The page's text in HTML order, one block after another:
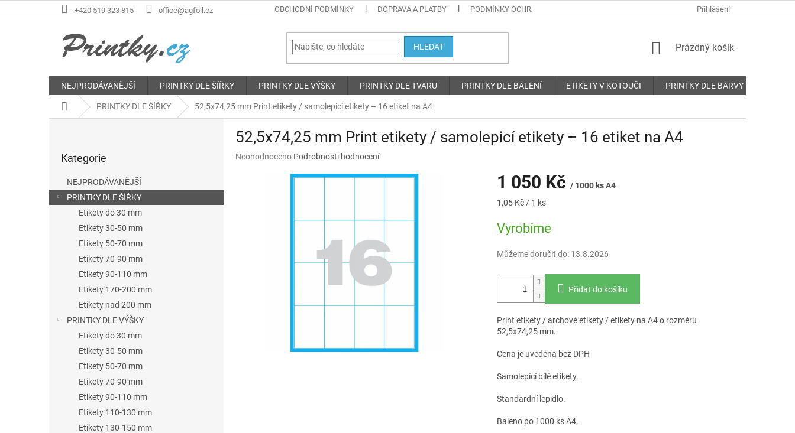
na
+420 519 323 815 office@agfoil.cz OBCHODNÍ PODMÍNKY DOPRAVA A PLATBY PODMÍNKY OCHRANY OSOBNÍCH ÚDAJŮ REKLAMAČNÍ ŘÁD KONTAKTY
Přihlášení
HLEDAT
NÁKUPNÍ
Prázdný košík
NEJPRODÁVANĚJŠÍ PRINTKY DLE ŠÍŘKY PRINTKY DLE VÝŠKY PRINTKY DLE TVARU PRINTKY DLE BALENÍ ETIKETY V KOTOUČI PRINTKY DLE BARVY
Domů PRINTKY DLE ŠÍŘKY 52,5x74,25 mm Print etikety / samolepicí etikety – 16 etiket na A4
a
n
kategorie
Kategorie
NEJPRODÁVANĚJŠÍ
PRINTKY DLE ŠÍŘKY
Etikety do 30 mm
Etikety 30-50 mm
Etikety 50-70 mm
Etikety 70-90 mm
Etikety 90-110 mm
Etikety 170-200 mm
Etikety nad 200 mm
PRINTKY DLE VÝŠKY
Etikety do 30 mm
Etikety 30-50 mm
Etikety 50-70 mm
Etikety 70-90 mm
Etikety 90-110 mm
Etikety 110-130 mm
Etikety 130-150 mm
52,5x74,25 mm Print etikety / samolepicí etikety – 16 etiket na A4
Průměrné
Neohodnoceno Podrobnosti hodnocení
1 050 Kč / 1000 ks A4
Měrná
1,05 Kč / 1 ks
Vyrobíme
Můžeme doručit do: 13.8.2026
Přidat do košíku
Print etikety / archové etikety / etikety na A4 o rozměru
52,5x74,25 mm.
Cena je uvedena bez DPH
Samolepící bílé etikety.
Standardní lepidlo.
Baleno po 1000 ks A4.